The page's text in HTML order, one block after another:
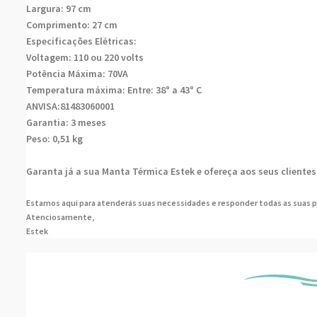
Largura: 97 cm
Comprimento: 27 cm
Especificações Elétricas:
Voltagem: 110 ou 220 volts
Potência Máxima: 70VA
Temperatura máxima: Entre: 38° a 43° C
ANVISA:81483060001
Garantia: 3 meses
Peso: 0,51 kg
Garanta já a sua Manta Térmica Estek e ofereça aos seus
Estamos aqui para atenderás suas necessidades e responder todas as
Atenciosamente,
Estek